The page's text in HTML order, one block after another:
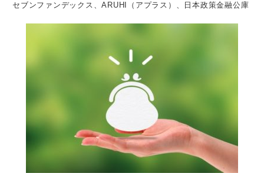
セブンファンデックス、ARUHI（アプラス）、日本政策金融公庫